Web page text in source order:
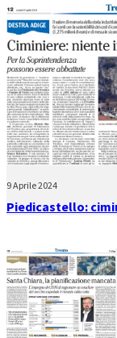
9 Aprile 2024
Piedicastello: